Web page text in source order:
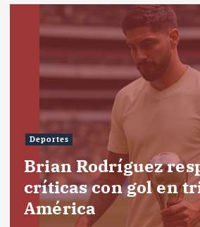
Deportes
Brian Rodríguez
críticas con gol en
América